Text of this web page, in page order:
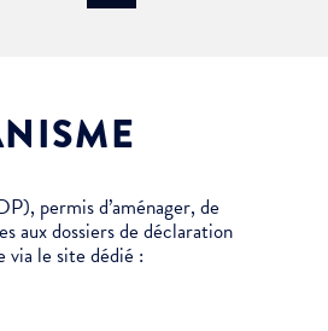
permis d’aménager, de
aux dossiers de déclaration
via le site dédié :